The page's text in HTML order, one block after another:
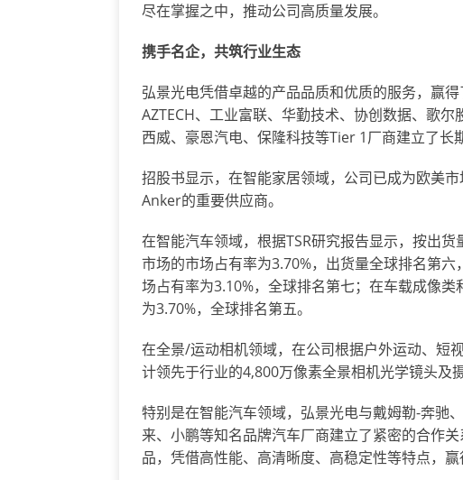
尽在掌握之中，推动公司高质量发展。
携手名企，共筑行业生态
弘景光电凭借卓越的产品品质和优质的服务，赢
AZTECH、工业富联、华勤技术、协创数据、歌
西威、豪恩汽电、保隆科技等Tier 1厂商建立了长
招股书显示，在智能家居领域，公司已成为欧美
Anker的重要供应商。
在智能汽车领域，根据TSR研究报告显示，按出
市场的市场占有率为3.70%，出货量全球排名第
场占有率为3.10%，全球排名第七；在车载成像
为3.70%，全球排名第五。
在全景/运动相机领域，在公司根据户外运动、短
计领先于行业的4,800万像素全景相机光学镜头及
特别是在智能汽车领域，弘景光电与戴姆勒-奔驰
来、小鹏等知名品牌汽车厂商建立了紧密的合作
品，凭借高性能、高清晰度、高稳定性等特点，赢